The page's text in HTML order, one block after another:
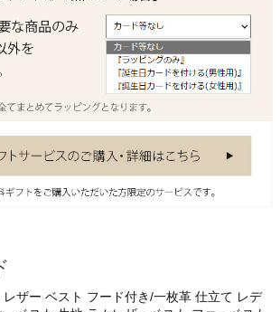
ザー ベスト フード付き/一枚革 仕立て レデ